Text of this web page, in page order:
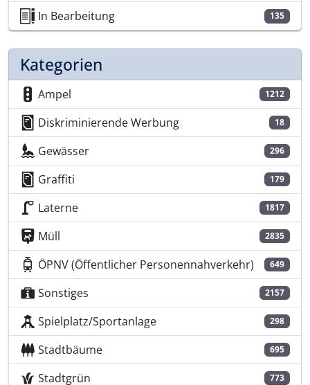
In Bearbeitung 135
Kategorien
Ampel 1212
Diskriminierende Werbung 18
Gewässer 296
Graffiti 179
Laterne 1817
Müll 2835
ÖPNV (Öffentlicher Personennahverkehr) 649
Sonstiges 2157
Spielplatz/Sportanlage 298
Stadtbäume 695
Stadtgrün 773